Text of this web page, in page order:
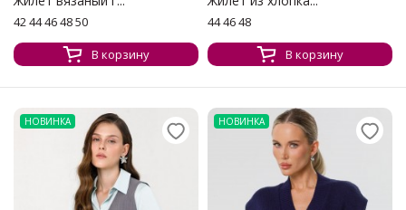
42 44 46 48 50
В корзину
44 46 48
В корзину
НОВИНКА НОВИНКА